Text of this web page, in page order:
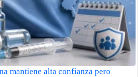
mantiene alta confianza pero